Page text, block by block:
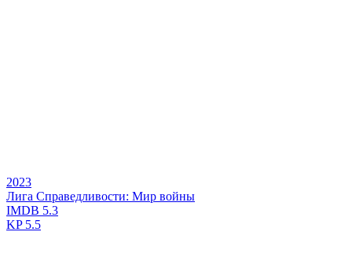
2023
Лига Справедливости: Мир войны
IMDB 5.3
KP5.5